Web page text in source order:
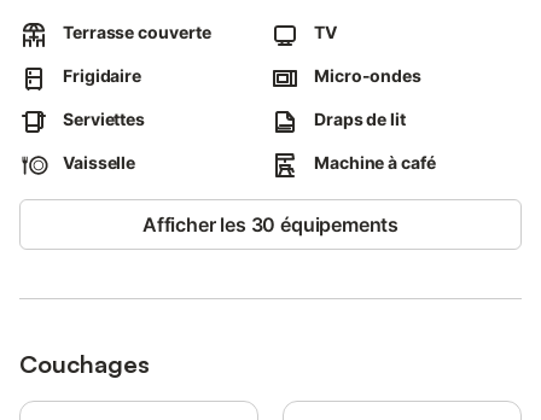
Les animaux domestiques, les fumeurs et les fêtes ne sont pas
Une sortie en mer avec le bateau peut être organisée sur
Une bouteille de rosé attend les hôtes à bord.
Terrasse couverte TV
Frigidaire Micro-ondes
Serviettes Draps de lit
Vaisselle Machine à café
Afficher les 30 équipements
Couchages